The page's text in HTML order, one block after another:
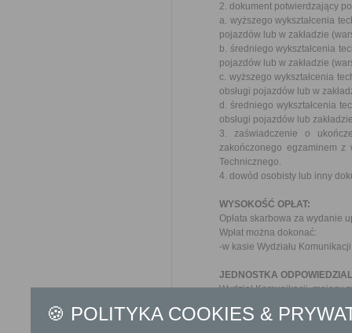
2. dokument potwierdzający
a. wyższego wykształcenia
pojazdów lub w zakładzie
b. średniego wykształcenia
pojazdów lub w zakładzie
c. wyższego wykształcenia
obsługi pojazdów lub w
d. średniego wykształcenia
obsługi pojazdów lub
3. zaświadczenie o
zakończonego egzaminem z
Technicznego.
4. dowód osobisty lub inny
WYSOKOŚĆ OPŁAT:
Opłata skarbowa za wydanie
Wpłat można dokonać:
-w kasie Wydziału
JEDNOSTKA
Wydział Komunikacji, mający
Interesanci przyjmowani są w
🍪 POLITYKA COOKIES &